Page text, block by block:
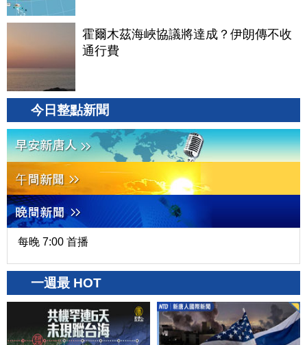
霍爾木茲海峽協議將達成？伊朗傳不收
通行費
今日整點新聞
每晚 7:00 首播
一週最 HOT